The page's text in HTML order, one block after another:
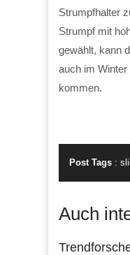
Strumpfhalter
Strumpf mit
gewählt, kann
auch im
kommen.
Post Tags :
Auch